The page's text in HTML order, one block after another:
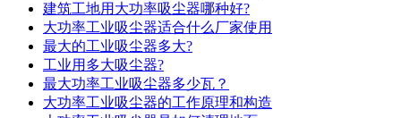
建筑工地用大功率吸尘器哪种好?
大功率工业吸尘器适合什么厂家使用
最大的工业吸尘器多大?
工业用多大吸尘器?
最大功率工业吸尘器多少瓦？
大功率工业吸尘器的工作原理和构造